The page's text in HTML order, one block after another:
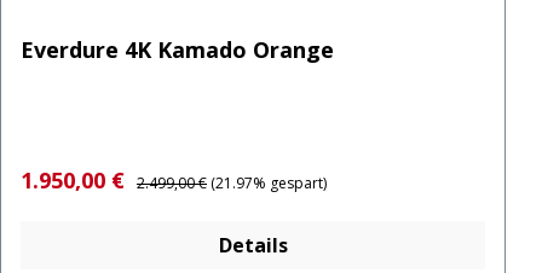
Everdure 4K Kamado Orange
Verkaufspreis:
1.950,00 € Regulärer Preis:
2.499,00 € (21.97% gespart)
Details